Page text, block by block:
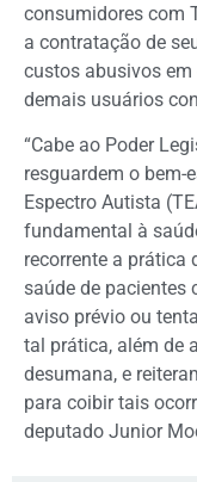
consumidores com
a contratação de
custos abusivos
demais usuários
“Cabe ao Poder
resguardem o bem-
Espectro Autista
fundamental à
recorrente a prática
saúde de pacientes
aviso prévio ou
tal prática, além de
desumana, e
para coibir tais
deputado Junior